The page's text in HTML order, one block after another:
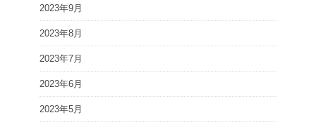
2023年9月
2023年8月
2023年7月
2023年6月
2023年5月